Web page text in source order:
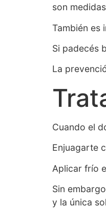
son
También es
Si padecés
La
Cuando el
Enjuagarte
Aplicar frío
Sin
y la única